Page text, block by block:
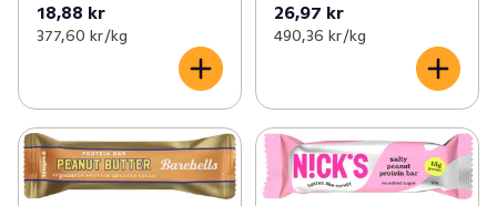
18,88 kr
377,60 kr /kg
26,97 kr
490,36 kr /kg